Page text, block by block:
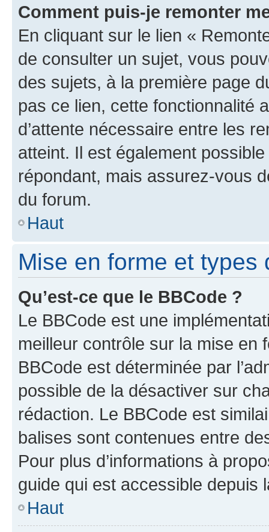
Comment puis-je remonter
En cliquant sur le lien «
de consulter un sujet, vous
des sujets, à la première page
pas ce lien, cette fonctionnalité
d’attente nécessaire entre les
atteint. Il est également
répondant, mais assurez-vous
du forum.
Haut
Mise en forme et types
Qu’est-ce que le BBCode ?
Le BBCode est une
meilleur contrôle sur la mise en
BBCode est déterminée par
possible de la désactiver sur
rédaction. Le BBCode est
balises sont contenues entre
Pour plus d’informations à
guide qui est accessible depuis
Haut